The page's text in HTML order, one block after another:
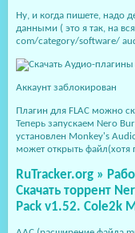
Ну, и когда пишете, надо
данными ( это я так, на
com/category/software/
Аккаунт заблокирован
Плагин для FLAC можно
Теперь запускаем Nero
установлен Monkey's
может открыть файл(хотя
RuTracker.org »
Скачать торрент
Pack v1.52. Cole2k